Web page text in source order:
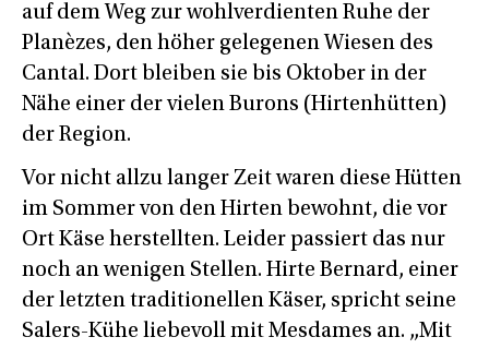
auf dem Weg zur wohlverdienten Ruhe der
Planèzes, den höher gelegenen Wiesen des
Cantal. Dort bleiben sie bis Oktober in der
Nähe einer der vielen Burons (Hirtenhütten)
der Region.
Vor nicht allzu langer Zeit waren diese Hütten
im Sommer von den Hirten bewohnt, die vor
Ort Käse herstellten. Leider passiert das nur
noch an wenigen Stellen. Hirte Bernard, einer
der letzten traditionellen Käser, spricht seine
Salers-Kühe liebevoll mit Mesdames an. „Mit